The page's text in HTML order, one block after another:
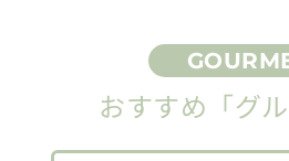
おすすめ 「グ